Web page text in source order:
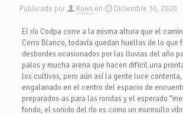
Publicado por Koen en Diciembre 30, 2020
El río Codpa corre a la misma altura que el
Cerro Blanco, todavía quedan huellas de lo que
desbordes ocasionados por las lluvias del año
palos y mucha arena que hacen difícil una
los cultivos, pero aún así la gente luce
engalanado en el centro del espacio de
preparados-as para las rondas y el esperado
fondo, el sonido del río es como un murmullo